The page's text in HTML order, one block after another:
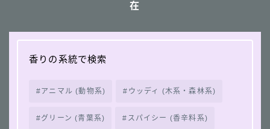
在
香りの系統で検索
アニマル (動物系) ウッディ (木系・森林系)
グリーン (青葉系) スパイシー (香辛料系)